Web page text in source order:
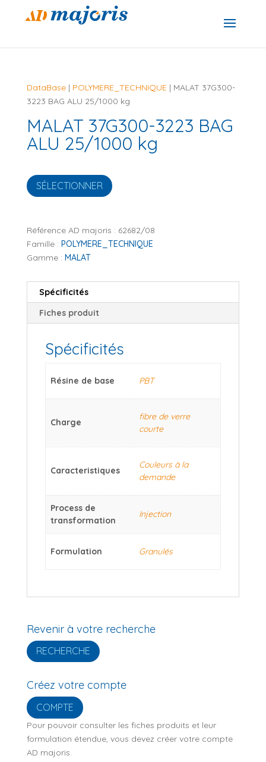
DataBase| POLYMERE_TECHNIQUE | MALAT 37G300-
3223 BAG ALU 25/1000 kg
MALAT 37G300-3223 BAG
ALU 25/1000 kg
SÉLECTIONNER
Référence AD majoris : 62682/08
Famille : POLYMERE_TECHNIQUE
Gamme : MALAT
Spécificités
Fiches produit
Spécificités
Résine de base PBT
Charge
fibre de verre
courte
Caracteristiques
Couleurs à la
demande
Process de
transformation
Injection
Formulation Granulés
Revenir à votre recherche
RECHERCHE
Créez votre compte
COMPTE
Pour pouvoir consulter les fiches produits et leur
formulation étendue, vous devez créer votre compte
AD majoris.